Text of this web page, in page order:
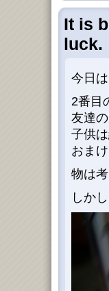
It is
luck.
今日
2番目
友達
子供
おま
物は
しか